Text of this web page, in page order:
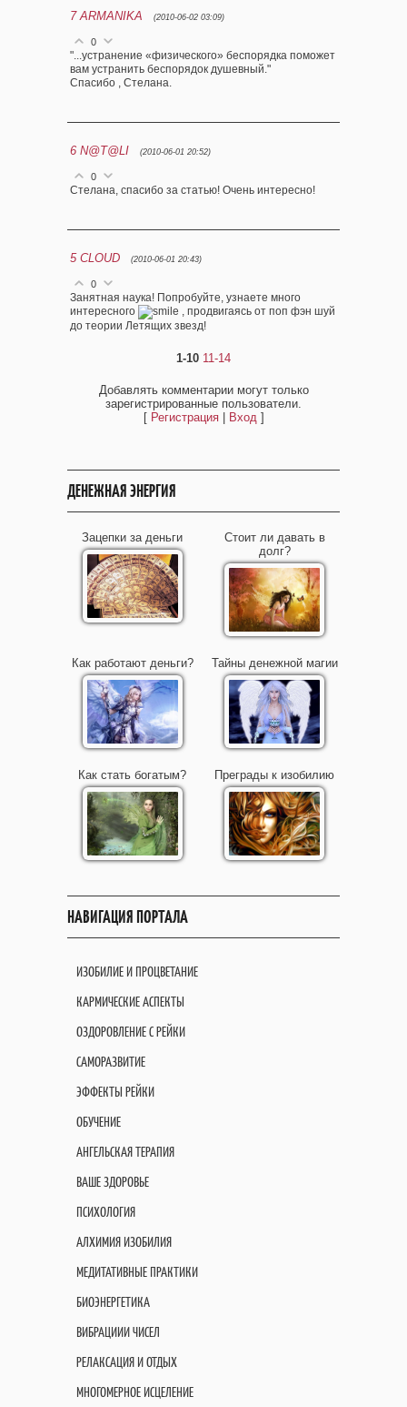
7 ARMANIKA (2010-06-02 03:09)
0
"...устранение «физического» беспорядка поможет
вам устранить беспорядок душевный."
Спасибо , Стелана.
6 N@T@LI (2010-06-01 20:52)
0
Стелана, спасибо за статью! Очень интересно!
5 CLOUD (2010-06-01 20:43)
0
Занятная наука! Попробуйте, узнаете много
интересного
, продвигаясь от поп фэн шуй
до теории Летящих звезд!
1-10 11-14
Добавлять комментарии могут только
зарегистрированные пользователи.
[ Регистрация| Вход]
ДЕНЕЖНАЯ ЭНЕРГИЯ
Зацепки за деньги
Стоит ли давать в
долг?
Как работают деньги? Тайны денежной магии
Как стать богатым? Преграды к изобилию
НАВИГАЦИЯ ПОРТАЛА
ИЗОБИЛИЕ И ПРОЦВЕТАНИЕ
КАРМИЧЕСКИЕ АСПЕКТЫ
ОЗДОРОВЛЕНИЕ С РЕЙКИ
САМОРАЗВИТИЕ
ЭФФЕКТЫ РЕЙКИ
ОБУЧЕНИЕ
АНГЕЛЬСКАЯ ТЕРАПИЯ
ВАШЕ ЗДОРОВЬЕ
ПСИХОЛОГИЯ
АЛХИМИЯ ИЗОБИЛИЯ
МЕДИТАТИВНЫЕ ПРАКТИКИ
БИОЭНЕРГЕТИКА
ВИБРАЦИИИ ЧИСЕЛ
РЕЛАКСАЦИЯ И ОТДЫХ
МНОГОМЕРНОЕ ИСЦЕЛЕНИЕ